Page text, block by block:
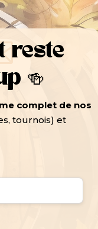
reste
🍻
complet de nos
tournois) et